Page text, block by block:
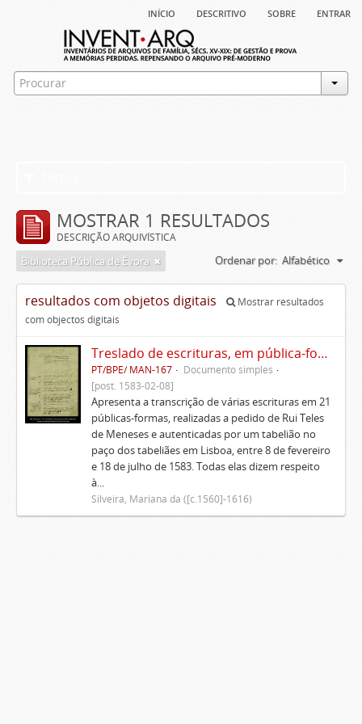
início descritivo sobre entrar
MOSTRAR 1 RESULTADOS
DESCRIÇÃO ARQUIVÍSTICA
Biblioteca Pública de Évora Ordenar por: Alfabético
resultados com objetos digitais
Mostrar resultados
com objectos digitais
Treslado de escrituras, em pública-forma, de Rui Teles de Meneses
PT/BPE/ MAN-167
Documento simples
[post. 1583-02-08]
Apresenta a transcrição de várias escrituras em 21
públicas-formas, realizadas a pedido de Rui Teles
de Meneses e autenticadas por um tabelião no
paço dos tabeliães em Lisboa, entre 8 de fevereiro
e 18 de julho de 1583. Todas elas dizem respeito
à...
Silveira, Mariana da ([c.1560]-1616)